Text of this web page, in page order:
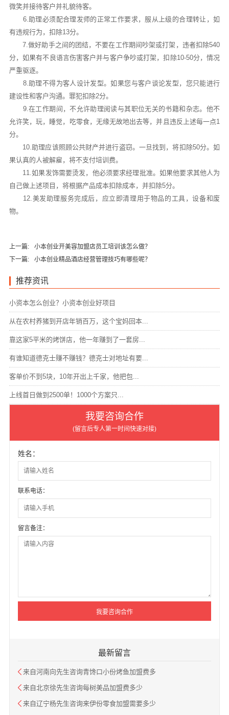
微笑并接待客户并礼貌待客。
6.助理必须配合理发师的正常工作要求，服从上级的合理转让，如
有违规行为，扣除13分。
7.做好助手之间的团结，不要在工作期间吵架或打架，违者扣除540
分，如果有不良语言伤害客户并与客户争吵或打架，扣除10-50分，情况
严重驱逐。
8.助理不得为客人设计发型。如果您与客户谈论发型，您只能进行
建设性和客户沟通。罪犯扣除2分。
9.在工作期间，不允许助理阅读与其职位无关的书籍和杂志。他不
允许笑，玩，睡觉，吃零食，无缘无故地出去等，并且违反上述每一点1
分。
10.助理应该照顾公共财产并进行盗窃。一旦找到，将扣除50分。如
果认真的人被解雇，将不支付培训费。
11.如果发饰需要烫发，他必须要求经理批准。如果他要求其他人为
自己做上述项目，将根据产品成本扣除成本，并扣除5分。
12.美发助理服务完成后，应立即清理用于物品的工具，设备和废
物。
上一篇:
小本创业开美容加盟店员工培训该怎么做？
下一篇:
小本创业精品酒店经营管理技巧有哪些呢？
推荐资讯
小资本怎么创业？小资本创业好项目
从在农村养猪到开店年销百万，这个宝妈回本...
靠这家5平米的烤饼店，他一年赚到了一套房...
有谁知道德克士赚不赚钱？德克士对地址有要...
客单价不到5块，10年开出上千家，他把包...
上线首日做到2500单！1000个方案只...
我要咨询合作
(留言后专人第一时间快速对接)
姓名：
联系电话：
留言备注：
最新留言
来自河南向先生咨询青馋口小份烤鱼加盟费多
来自北京徐先生咨询每树美品加盟费多少
来自辽宁杨先生咨询来伊份零食加盟需要多少